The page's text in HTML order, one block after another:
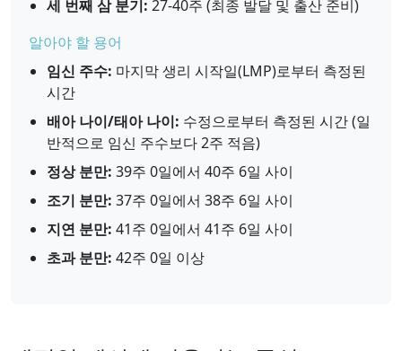
세 번째 삼 분기: 27-40주 (최종 발달 및 출산 준비)
알아야 할 용어
임신 주수: 마지막 생리 시작일(LMP)로부터 측정된
시간
배아 나이/태아 나이: 수정으로부터 측정된 시간 (일
반적으로 임신 주수보다 2주 적음)
정상 분만: 39주 0일에서 40주 6일 사이
조기 분만: 37주 0일에서 38주 6일 사이
지연 분만: 41주 0일에서 41주 6일 사이
초과 분만: 42주 0일 이상